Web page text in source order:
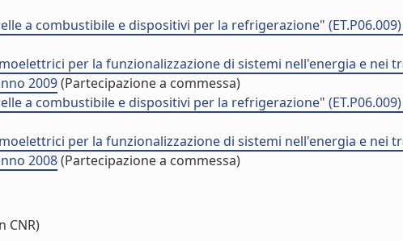
a combustibile e dispositivi per la refrigerazione" (ET.P06.009)
per la funzionalizzazione di sistemi nell'energia e nei
2009(Partecipazione a commessa)
a combustibile e dispositivi per la refrigerazione" (ET.P06.009)
per la funzionalizzazione di sistemi nell'energia e nei
2008(Partecipazione a commessa)
CNR)